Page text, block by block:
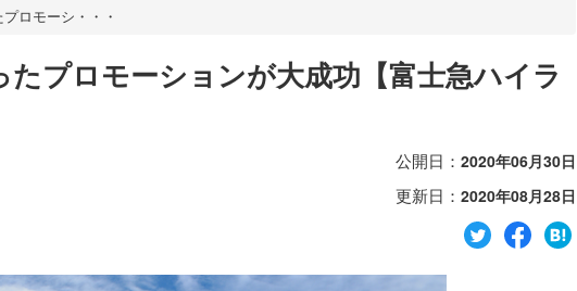
ロモーシ・・・
プロモーションが大成功【富士急ハイラ
公開日： 2020年06月30日
更新日： 2020年08月28日